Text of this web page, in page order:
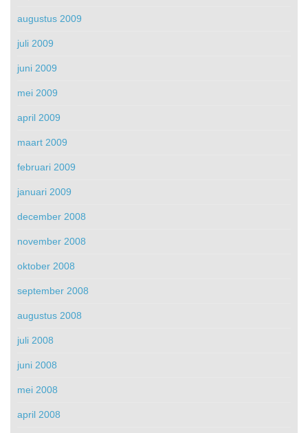
augustus 2009
juli 2009
juni 2009
mei 2009
april 2009
maart 2009
februari 2009
januari 2009
december 2008
november 2008
oktober 2008
september 2008
augustus 2008
juli 2008
juni 2008
mei 2008
april 2008